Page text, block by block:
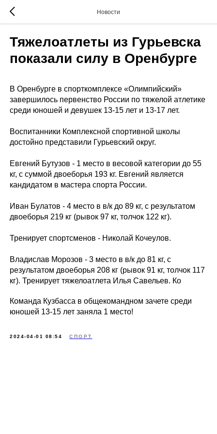
Новости
Тяжелоатлеты из Гурьевска
показали силу в Оренбурге
В Оренбурге в спорткомплексе «Олимпийский»
завершилось первенство России по тяжелой атлетике
среди юношей и девушек 13-15 лет и 13-17 лет.
Воспитанники Комплексной спортивной школы
достойно представили Гурьевский округ.
Евгений Бутузов - 1 место в весовой категории до 55
кг, с суммой двоеборья 193 кг. Евгений является
кандидатом в мастера спорта России.
Иван Булатов - 4 место в в/к до 89 кг, с результатом
двоеборья 219 кг (рывок 97 кг, толчок 122 кг).
Тренирует спортсменов - Николай Кочеулов.
Владислав Морозов - 3 место в в/к до 81 кг, с
результатом двоеборья 208 кг (рывок 91 кг, толчок 117
кг). Тренирует тяжелоатлета Илья Савельев. Ко
Команда Кузбасса в общекомандном зачете среди
юношей 13-15 лет заняла 1 место!
2024-04-01 08:54 СПОРТ